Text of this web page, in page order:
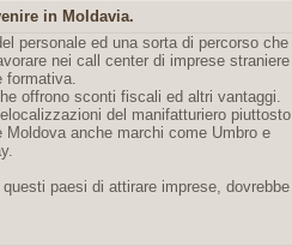
in Moldavia.
personale ed una sorta di percorso che
nei call center di imprese straniere
formativa.
offrono sconti fiscali ed altri vantaggi.
del manifatturiero piuttosto
Moldova anche marchi come Umbro e
paesi di attirare imprese, dovrebbe